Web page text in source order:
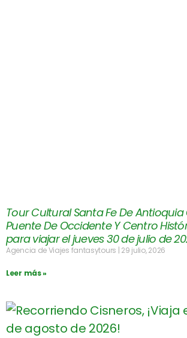
Tour Cultural Santa Fe De Antioquia
Puente De Occidente Y Centro
para viajar el jueves 30 de julio de
Agencia de Viajes fantasytours 29 julio, 2026
Leer más »